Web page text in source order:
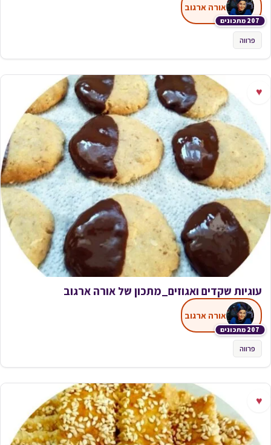
207 מתכונים
אורה ארגוב
פרווה
♥
עוגיות שקדים ואגוזים_מתכון של אורה ארגוב
207 מתכונים
אורה ארגוב
פרווה
♥